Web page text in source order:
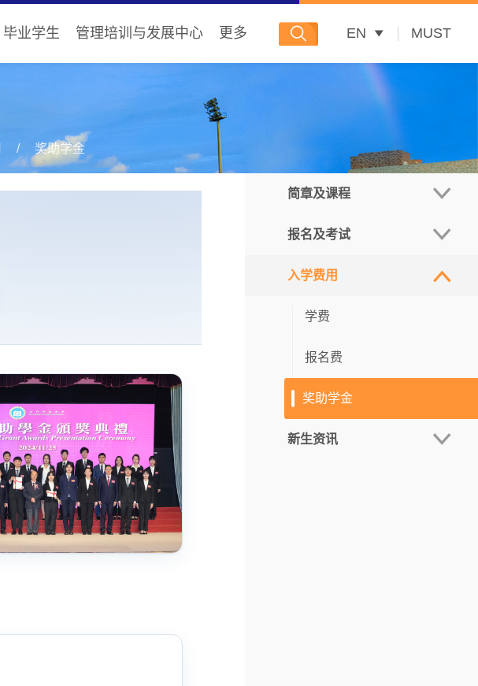
毕业学生 管理培训与发展中心 更多 EN MUST
奖助学金
简章及课程
招生简章
硕士课程
博士课程
招生活动
线上宣讲
现场咨询会
招生短片
最新消息
报名及考试
报名系统
重要日程
入学方式
申请流程
报名文件
入学费用
学费
报名费
奖助学金
新生资讯